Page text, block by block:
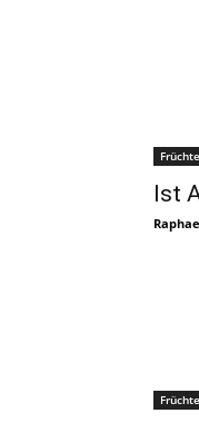
Früchte
Ist
Früchte